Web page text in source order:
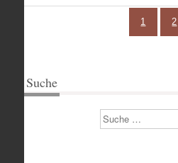
1 2
Suche
Suchen